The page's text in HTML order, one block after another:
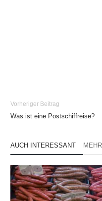
Vorheriger Beitrag
Was ist eine Postschiffreise?
AUCH INTERESSANT